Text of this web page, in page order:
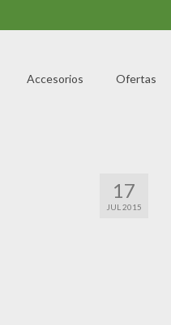
Accesorios Ofertas
17
JUL 2015